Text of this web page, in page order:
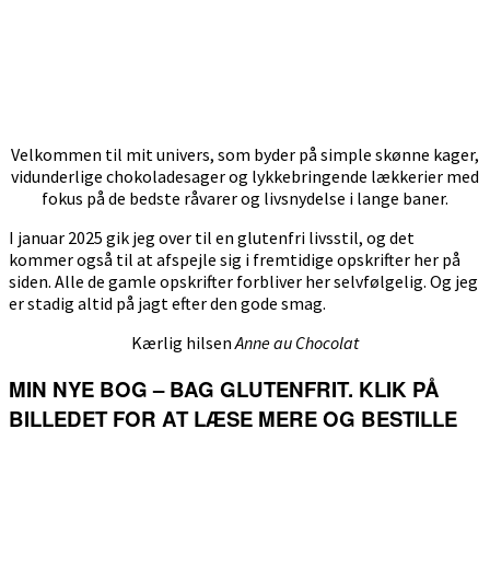
Velkommen til mit univers, som byder på simple skønne kager,
vidunderlige chokoladesager og lykkebringende lækkerier med
fokus på de bedste råvarer og livsnydelse i lange baner.
I januar 2025 gik jeg over til en glutenfri livsstil, og det
kommer også til at afspejle sig i fremtidige opskrifter her på
siden. Alle de gamle opskrifter forbliver her selvfølgelig. Og jeg
er stadig altid på jagt efter den gode smag.
Kærlig hilsenAnne au Chocolat
MIN NYE BOG – BAG GLUTENFRIT. KLIK PÅ
BILLEDET FOR AT LÆSE MERE OG BESTILLE